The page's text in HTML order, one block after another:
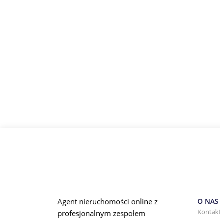
Agent nieruchomości online z
profesjonalnym zespołem
O NAS